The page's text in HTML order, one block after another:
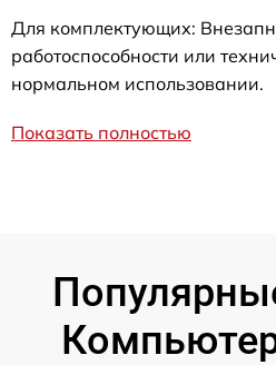
Для комплектующих:
работоспособности или
нормальном использовании.
Показать полностью